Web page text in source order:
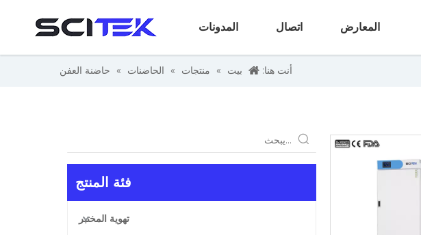
المعارض اتصال المدونات
أنت هنا: بيت » منتجات » الحاضنات » حاضنة العفن
فئة المنتج
تهوية المختبر